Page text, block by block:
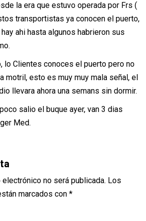
la era que estuvo operada por Frs (
transportistas ya conocen el puerto,
ahi hasta algunos habrieron sus
lo Clientes conoces el puerto pero no
motril, esto es muy muy mala señal, el
llevara ahora una semans sin dormir.
salio el buque ayer, van 3 dias
Med.
no será publicada. Los
marcados con *